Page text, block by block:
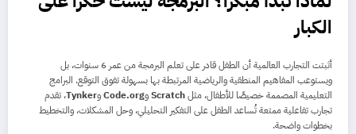
الكبار
أثبتت التجارب العالمية أن الطفل قادر على تعلم البرمجة من عمر 6 سنوات، بل
ويستوعب المفاهيم المنطقية والرياضية المرتبطة بها بسهولة تفوق التوقع. البرامج
التعليمية المصممة خصيصًا للأطفال، مثلScratchوCode.orgوTynker، تقدم
تجارب تفاعلية ممتعة تُساعد الطفل على التفكير التحليلي، وحل المشكلات، والتخطيط
بخطوات واضحة.